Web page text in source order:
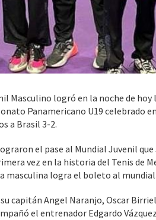
Masculino logró en la noche de hoy
Panamericano U19 celebrado
a Brasil 3-2.
el pase al Mundial Juvenil
vez en la historia del Tenis de
masculina logra el boleto al mundial.
capitán Angel Naranjo, Oscar
el entrenador Edgardo